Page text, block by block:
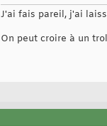
J'ai fais pareil, j'ai
On peut croire à un